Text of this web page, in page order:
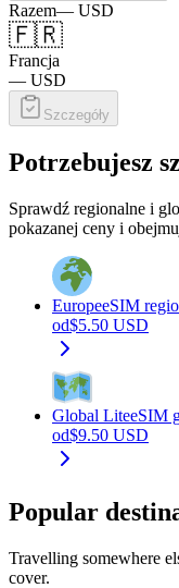
Razem— USD
🇫🇷
Francja
— USD
Szczegóły
Potrzebujesz
Sprawdź regionalne i
pokazanej ceny i
EuropeeSIM
od$5.50 USD
Global LiteeSIM
od$9.50 USD
Popular
Travelling somewhere
cover.